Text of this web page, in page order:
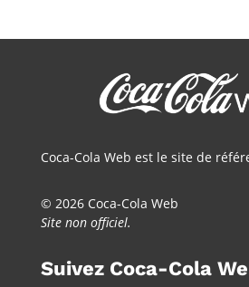
Coca-Cola Web est le site de
© 2026 Coca-Cola Web
Site non officiel.
Suivez Coca-Cola